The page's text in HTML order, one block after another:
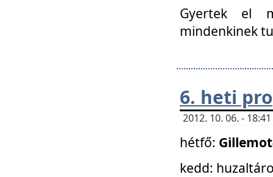
Gyertek el
mindenkinek
6. heti
2012. 10. 06. -
hétfő:
kedd: